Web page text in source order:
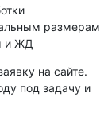
размерам
и ЖД
на сайте.
под задачу и